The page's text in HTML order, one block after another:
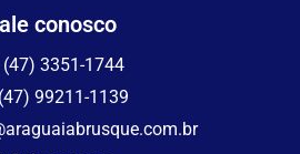
conosco
(47) 3351-1744
(47) 99211-1139